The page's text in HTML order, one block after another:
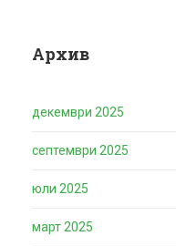
Архив
декември 2025
септември 2025
юли 2025
март 2025